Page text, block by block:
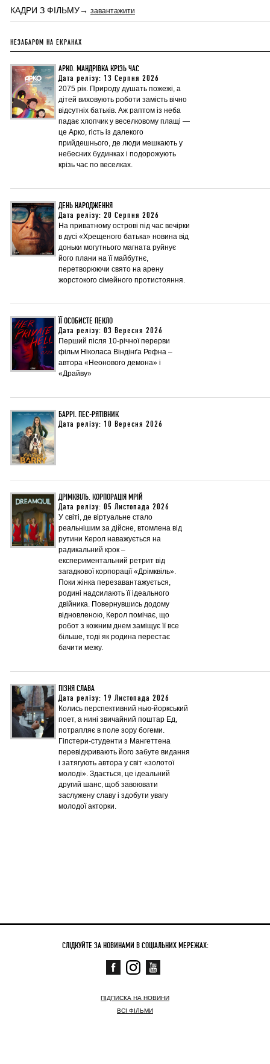
КАДРИ З ФІЛЬМУ→ завантажити
НЕЗАБАРОМ НА ЕКРАНАХ
АРКО. МАНДРІВКА КРІЗЬ ЧАС
Дата релізу: 13 Серпня 2026
2075 рік. Природу душать пожежі, а
дітей виховують роботи замість вічно
відсутніх батьків. Аж раптом із неба
падає хлопчик у веселковому плащі —
це Арко, гість із далекого
прийдешнього, де люди мешкають у
небесних будинках і подорожують
крізь час по веселках.
ДЕНЬ НАРОДЖЕННЯ
Дата релізу: 20 Серпня 2026
На приватному острові під час вечірки
в дусі «Хрещеного батька» новина від
доньки могутнього магната руйнує
його плани на її майбутнє,
перетворюючи свято на арену
жорстокого сімейного протистояння.
ЇЇ ОСОБИСТЕ ПЕКЛО
Дата релізу: 03 Вересня 2026
Перший після 10-річної перерви
фільм Ніколаса Віндінґа Рефна –
автора «Неонового демона» і
«Драйву»
БАРРІ. ПЕС-РЯТІВНИК
Дата релізу: 10 Вересня 2026
ДРІМКВІЛЬ. КОРПОРАЦІЯ МРІЙ
Дата релізу: 05 Листопада 2026
У світі, де віртуальне стало
реальнішим за дійсне, втомлена від
рутини Керол наважується на
радикальний крок –
експериментальний ретрит від
загадкової корпорації «Дрімквіль».
Поки жінка перезавантажується,
родині надсилають її ідеального
двійника. Повернувшись додому
відновленою, Керол помічає, що
робот з кожним днем заміщує її все
більше, тоді як родина перестає
бачити межу.
ПІЗНЯ СЛАВА
Дата релізу: 19 Листопада 2026
Колись перспективний нью-йоркський
поет, а нині звичайний поштар Ед,
потрапляє в поле зору богеми.
Гіпстери-студенти з Мангеттена
перевідкривають його забуте видання
і затягують автора у світ «золотої
молоді». Здається, це ідеальний
другий шанс, щоб завоювати
заслужену славу і здобути увагу
молодої акторки.
СЛІДКУЙТЕ ЗА НОВИНАМИ В СОЦІАЛЬНИХ МЕРЕЖАХ:
ПІДПИСКА НА НОВИНИ
ВСІ ФІЛЬМИ